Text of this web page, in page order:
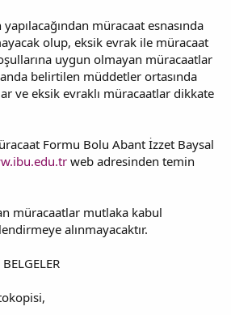
müracaat esnasında
olup, eksik evrak ile müracaat
uygun olmayan müracaatlar
belirtilen müddetler ortasında
ve eksik evraklı müracaatlar dikkate
Formu Bolu Abant İzzet Baysal
web adresinden temin
müracaatlar mutlaka kabul
alınmayacaktır.